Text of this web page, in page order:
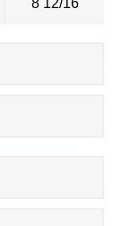
8 12/16